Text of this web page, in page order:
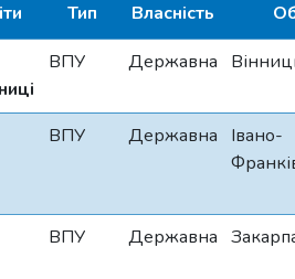
Тип Власність
ВПУ Державна
ВПУ Державна
Івано-
ВПУ Державна